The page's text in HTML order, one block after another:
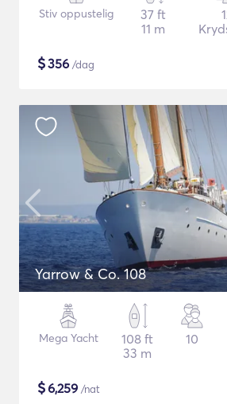
Stiv oppustelig
37 ft
11 m
$356 /dag
Yarrow & Co. 108
Mega Yacht
108 ft
33 m
10
$6,259 /nat